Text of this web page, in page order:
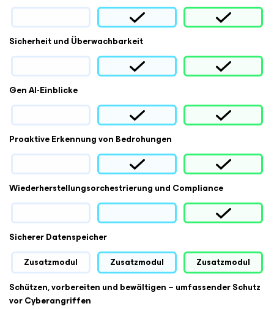
Sicherheit und Überwachbarkeit
Gen AI-Einblicke
Proaktive Erkennung von Bedrohungen
Wiederherstellungsorchestrierung und Compliance
Sicherer Datenspeicher
Zusatzmodul
Zusatzmodul
Zusatzmodul
Schützen, vorbereiten und bewältigen – umfassender Schutz
vor Cyberangriffen